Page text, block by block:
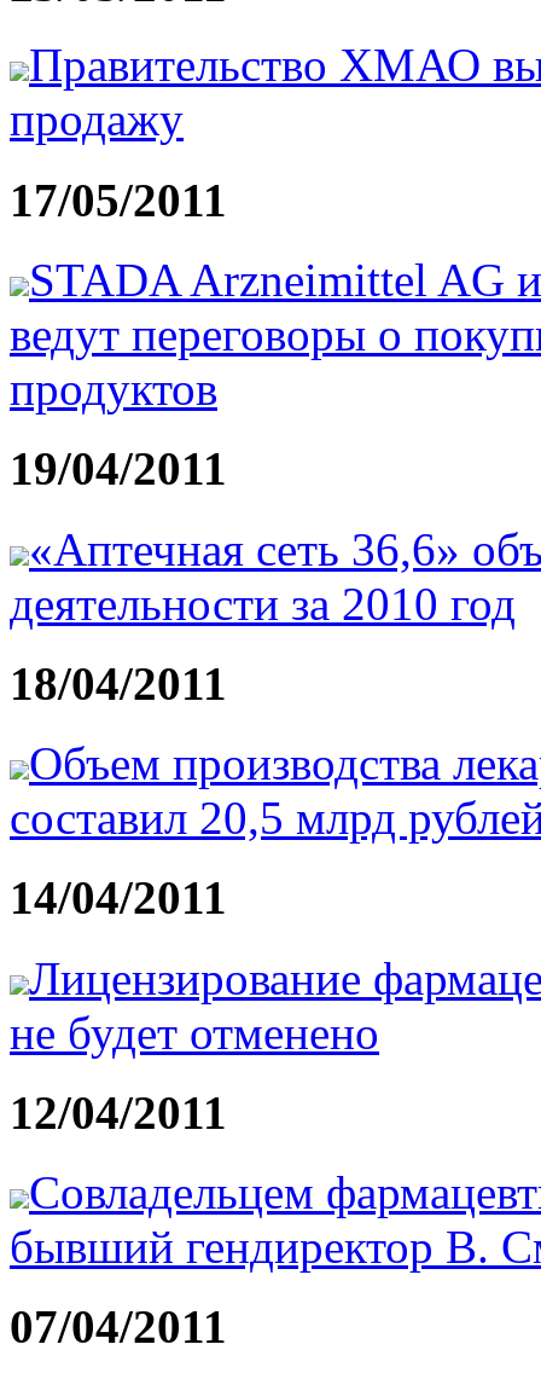
Правительство ХМАО
продажу
17/05/2011
STADA Arzneimittel AG
ведут переговоры о
продуктов
19/04/2011
«Аптечная сеть 36,6»
деятельности за 2010 год
18/04/2011
Объем производства
составил 20,5 млрд
14/04/2011
Лицензирование
не будет отменено
12/04/2011
Совладельцем
бывший гендиректор В.
07/04/2011